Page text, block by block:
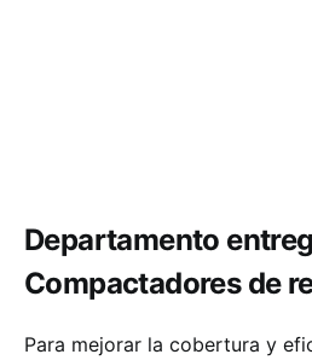
Departamento
Compactadores de
Para mejorar la cobertura y